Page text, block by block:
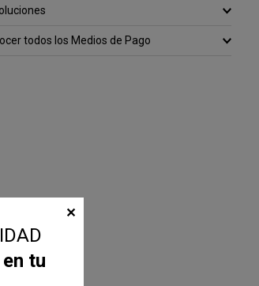
todos los Medios de Pago
tu
✕